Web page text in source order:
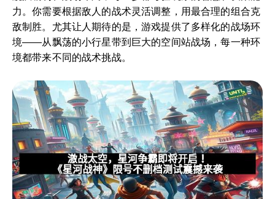
力。你需要根据敌人的战术灵活调整，用最合理的组合克
敌制胜。尤其让人期待的是，游戏提供了多样化的战场环
境——从飘荡的小行星带到巨大的空间站战场，每一种环
境都带来不同的战术挑战。